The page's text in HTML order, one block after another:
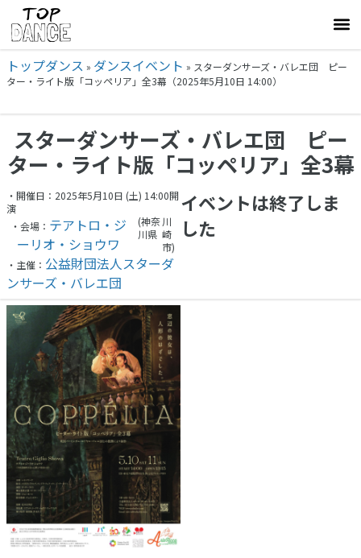
トップダンス » ダンスイベント » スターダンサーズ・バレエ団 ピー
ター・ライト版「コッペリア」全3幕（2025年5月10日 14:00）
スターダンサーズ・バレエ団 ピー
ター・ライト版「コッペリア」全3幕
・開催日：2025年5月10日 (土) 14:00開
演
・会場： テアトロ・ジ
ーリオ・ショウワ
(神奈
川県
川
崎
市)
・主催： 公益財団法人スターダ
ンサーズ・バレエ団
イベントは終了しま
した